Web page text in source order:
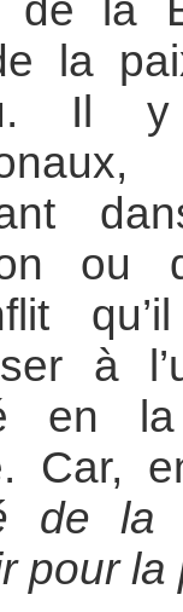
de la
la
Il
ou
à
en
Car,
de la
pour la